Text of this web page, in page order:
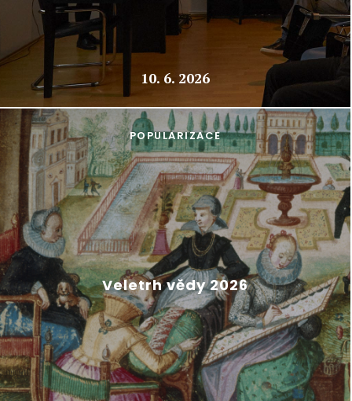
10. 6. 2026
Veletrh vědy 2026
POPULARIZACE